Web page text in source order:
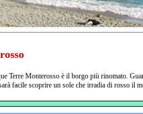
Terre Monterosso è il borgo più rinomato.
facile scoprire un sole che irradia di rosso il